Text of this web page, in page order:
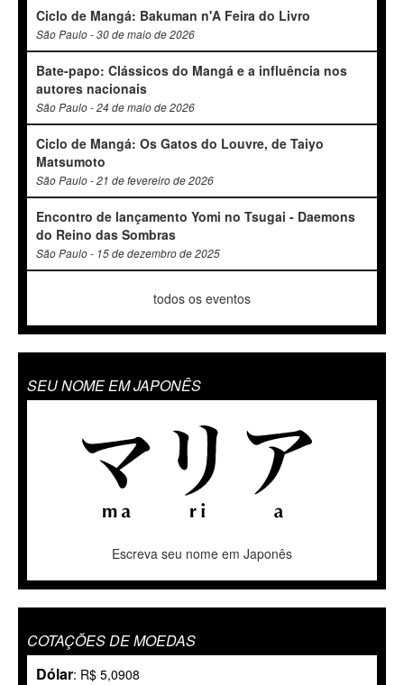
Ciclo de Mangá: Bakuman n'A Feira do Livro
São Paulo - 30 de maio de 2026
Bate-papo: Clássicos do Mangá e a influência nos
autores nacionais
São Paulo - 24 de maio de 2026
Ciclo de Mangá: Os Gatos do Louvre, de Taiyo
Matsumoto
São Paulo - 21 de fevereiro de 2026
Encontro de lançamento Yomi no Tsugai - Daemons
do Reino das Sombras
São Paulo - 15 de dezembro de 2025
todos os eventos
SEU NOME EM JAPONÊS
Escreva seu nome em Japonês
COTAÇÕES DE MOEDAS
Dólar: R$ 5,0908